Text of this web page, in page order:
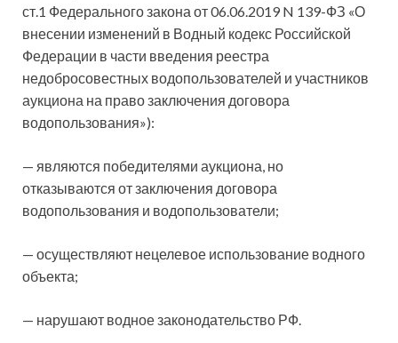
ст.1 Федерального закона от 06.06.2019 N 139-ФЗ «О
внесении изменений в Водный кодекс Российской
Федерации в части введения реестра
недобросовестных водопользователей и участников
аукциона на право заключения договора
водопользования»):
— являются победителями аукциона, но
отказываются от заключения договора
водопользования и водопользователи;
— осуществляют нецелевое использование водного
объекта;
— нарушают водное законодательство РФ.